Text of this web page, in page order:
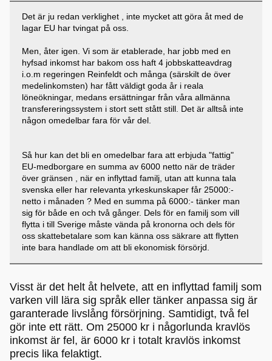
Det är ju redan verklighet , inte mycket att göra åt med de
lagar EU har tvingat på oss.
Men, åter igen. Vi som är etablerade, har jobb med en
hyfsad inkomst har bakom oss haft 4 jobbskatteavdrag
i.o.m regeringen Reinfeldt och många (särskilt de över
medelinkomsten) har fått väldigt goda år i reala
löneökningar, medans ersättningar från våra allmänna
transfereringssystem i stort sett stått still. Det är alltså inte
någon omedelbar fara för vår del.
Så hur kan det bli en omedelbar fara att erbjuda "fattig"
EU-medborgare en summa av 6000 netto när de träder
över gränsen , när en inflyttad familj, utan att kunna tala
svenska eller har relevanta yrkeskunskaper får 25000:-
netto i månaden ? Med en summa på 6000:- tänker man
sig för både en och två gånger. Dels för en familj som vill
flytta i till Sverige måste vända på kronorna och dels för
oss skattebetalare som kan känna oss säkrare att flytten
inte bara handlade om att bli ekonomisk försörjd.
Visst är det helt åt helvete, att en inflyttad familj som
varken vill lära sig språk eller tänker anpassa sig är
garanterade livslång försörjning. Samtidigt, två fel
gör inte ett rätt. Om 25000 kr i någorlunda kravlös
inkomst är fel, är 6000 kr i totalt kravlös inkomst
precis lika felaktigt.